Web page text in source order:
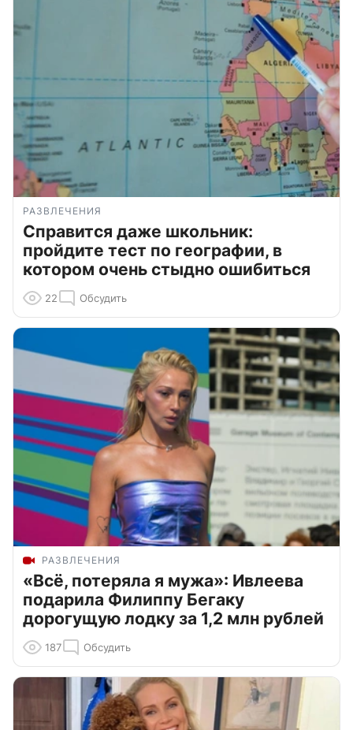
РАЗВЛЕЧЕНИЯ
Справится даже школьник:
пройдите тест по географии, в
котором очень стыдно ошибиться
22 Обсудить
РАЗВЛЕЧЕНИЯ
«Всё, потеряла я мужа»: Ивлеева
подарила Филиппу Бегаку
дорогущую лодку за 1,2 млн рублей
187 Обсудить